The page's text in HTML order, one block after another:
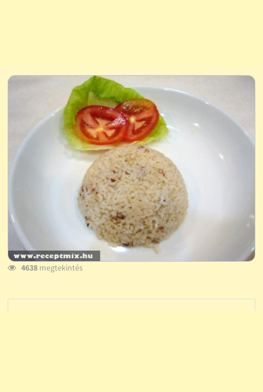
4638megtekintés